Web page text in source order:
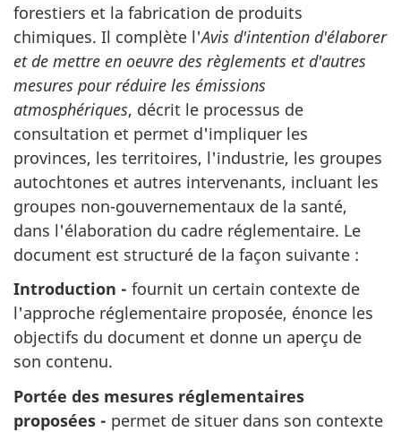
forestiers et la fabrication de produits
chimiques. Il complète l'Avis d'intention d'élaborer
et de mettre en oeuvre des règlements et d'autres
mesures pour réduire les émissions
atmosphériques, décrit le processus de
consultation et permet d'impliquer les
provinces, les territoires, l'industrie, les groupes
autochtones et autres intervenants, incluant les
groupes non-gouvernementaux de la santé,
dans l'élaboration du cadre réglementaire. Le
document est structuré de la façon suivante :
Introduction - fournit un certain contexte de
l'approche réglementaire proposée, énonce les
objectifs du document et donne un aperçu de
son contenu.
Portée des mesures réglementaires
proposées - permet de situer dans son contexte